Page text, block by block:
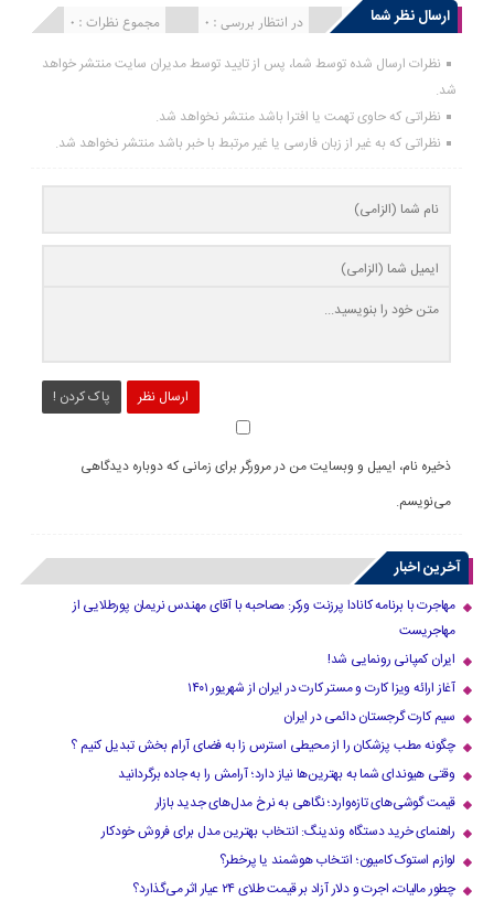
ارسال نظر شما مجموع نظرات : 0 در انتظار بررسی : 0 انتشار یافته : 0
نظرات ارسال شده توسط شما، پس از تایید توسط مدیران سایت منتشر خواهد
شد.
نظراتی که حاوی تهمت یا افترا باشد منتشر نخواهد شد.
نظراتی که به غیر از زبان فارسی یا غیر مرتبط با خبر باشد منتشر نخواهد شد.
ارسال نظر پاک کردن !
ذخیره نام، ایمیل و وبسایت من در مرورگر برای زمانی که دوباره دیدگاهی
می‌نویسم.
آخرین اخبار
مهاجرت با برنامه کانادا پرزنت ورکر: مصاحبه با آقای مهندس نریمان پورطلایی از
مهاجریست
ایران کمپانی رونمایی شد!
آغاز ارائه ویزا کارت و مستر کارت در ایران از شهریور ۱۴۰۱
سیم کارت گرجستان دائمی در ایران
چگونه مطب پزشکان را از محیطی استرس زا به فضای آرام بخش تبدیل کنیم ؟
وقتی هیوندای شما به بهترین‌ها نیاز دارد؛ آرامش را به جاده برگردانید
قیمت گوشی‌های تازه‌وارد؛ نگاهی به نرخ مدل‌های جدید بازار
راهنمای خرید دستگاه وندینگ: انتخاب بهترین مدل برای فروش خودکار
لوازم استوک کامیون؛ انتخاب هوشمند یا پرخطر؟
چطور مالیات، اجرت و دلار آزاد بر قیمت طلای ۲۴ عیار اثر می‌گذارد؟